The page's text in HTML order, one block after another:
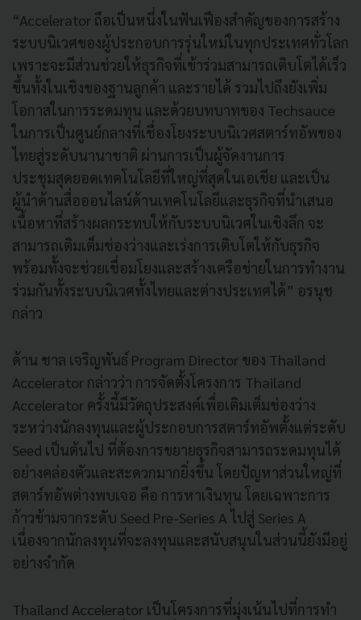
“Accelerator ถือเป็นหนึ่งในฟันเฟืองสำคัญของการสร้าง
ระบบนิเวศของผู้ประกอบการรุ่นใหม่ในทุกประเทศทั่วโลก
เพราะจะมีส่วนช่วยให้ธุรกิจที่เข้าร่วมสามารถเติบโตได้เร็ว
ขึ้นทั้งในเชิงของฐานลูกค้า และรายได้ รวมไปถึงยังเพิ่ม
โอกาสในการระดมทุน และด้วยบทบาทของ Techsauce
ในการเป็นศูนย์กลางที่เชื่องโยงระบบนิเวศสตาร์ทอัพของ
ไทยสู่ระดับนานาชาติ ผ่านการเป็นผู้จัดงานการ
ประชุมสุดยอดเทคโนโลยีที่ใหญ่ที่สุดในเอเชีย และเป็น
ผู้นำด้านสื่อออนไลน์ด้านเทคโนโลยีและธุรกิจที่นำเสนอ
เนื้อหาที่สร้างผลกระทบให้กับระบบนิเวศในเชิงลึก จะ
สามารถเติมเต็มช่องว่างและเร่งการเติบโตให้กับธุรกิจ
พร้อมทั้งจะช่วยเชื่อมโยงและสร้างเครือข่ายในการทำงาน
ร่วมกันทั้งระบบนิเวศทั้งไทยและต่างประเทศได้” อรนุช
กล่าว
ด้าน ชาล เจริญพันธ์ Program Director ของ Thailand
Accelerator กล่าวว่า การจัดตั้งโครงการ Thailand
Accelerator ครั้งนี้มีวัตถุประสงค์เพื่อเติมเต็มช่องว่าง
ระหว่างนักลงทุนและผู้ประกอบการสตาร์ทอัพตั้งแต่ระดับ
Seed เป็นต้นไป ที่ต้องการขยายธุรกิจสามารถระดมทุนได้
อย่างคล่องตัวและสะดวกมากยิ่งขึ้น โดยปัญหาส่วนใหญ่ที่
สตาร์ทอัพต่างพบเจอ คือ การหาเงินทุน โดยเฉพาะการ
ก้าวข้ามจากระดับ Seed Pre-Series A ไปสู่ Series A
เนื่องจากนักลงทุนที่จะลงทุนและสนับสนุนในส่วนนี้ยังมีอยู่
อย่างจำกัด
Thailand Accelerator เป็นโครงการที่มุ่งเน้นไปที่การทำ